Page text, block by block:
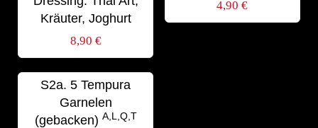
Kräuter, Joghurt
8,90 €
4,90€
S2a. 5 Tempura
Garnelen
(gebacken) A,L,Q,T